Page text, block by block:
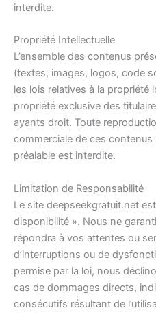
interdite.
Propriété Intellectuelle
L’ensemble des contenus
(textes, images, logos, code
les lois relatives à la propriété
propriété exclusive des
ayants droit. Toute
commerciale de ces
préalable est interdite.
Limitation de Responsabilité
Le site deepseekgratuit.net
disponibilité ». Nous ne
répondra à vos attentes ou
d’interruptions ou de
permise par la loi, nous
cas de dommages directs,
consécutifs résultant de